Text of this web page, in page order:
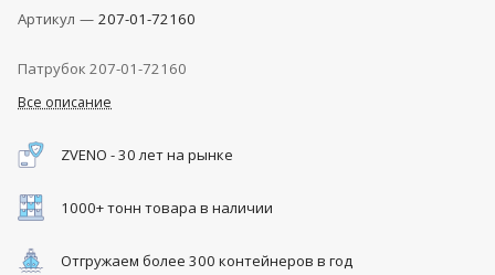
Артикул — 207-01-72160
Патрубок 207-01-72160
Все описание
ZVENO - 30 лет на рынке
1000+ тонн товара в наличии
Отгружаем более 300 контейнеров в год